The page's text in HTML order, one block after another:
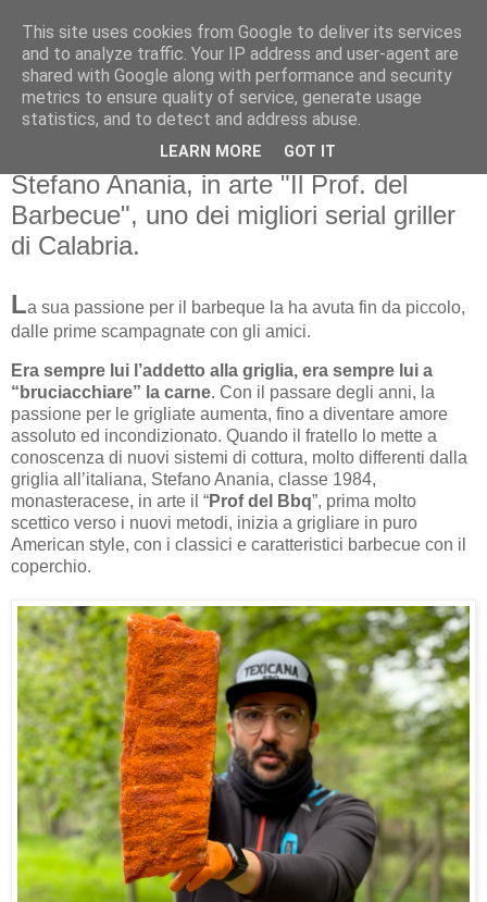
BUTCHER & PITMASTER BBQ:
Stefano Anania, in arte "Il Prof. del
Barbecue", uno dei migliori serial griller
di Calabria.
La sua passione per il barbeque la ha avuta fin da piccolo,
dalle prime scampagnate con gli amici.
Era sempre lui l’addetto alla griglia, era sempre lui a
“bruciacchiare” la carne. Con il passare degli anni, la
passione per le grigliate aumenta, fino a diventare amore
assoluto ed incondizionato. Quando il fratello lo mette a
conoscenza di nuovi sistemi di cottura, molto differenti dalla
griglia all’italiana, Stefano Anania, classe 1984,
monasteracese, in arte il “Prof del Bbq”, prima molto
scettico verso i nuovi metodi, inizia a grigliare in puro
American style, con i classici e caratteristici barbecue con il
coperchio.
This site uses cookies from Google to deliver its services
and to analyze traffic. Your IP address and user-agent are
shared with Google along with performance and security
metrics to ensure quality of service, generate usage
statistics, and to detect and address abuse.
LEARN MORE GOT IT